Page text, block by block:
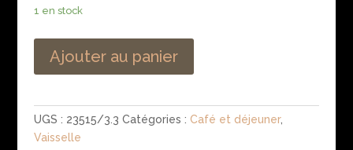
1 en stock
Ajouter au panier
UGS : 23515/3.3 Catégories : Café et déjeuner,
Vaisselle